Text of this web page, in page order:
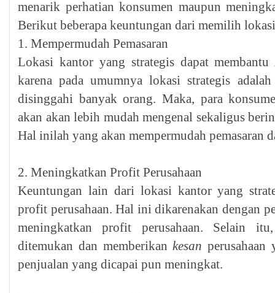
menarik perhatian konsumen maupun
Berikut beberapa keuntungan dari memilih
1. Mempermudah Pemasaran
Lokasi kantor yang strategis dapat membantu
karena pada umumnya lokasi strategis
disinggahi banyak orang. Maka, para
akan akan lebih mudah mengenal sekaligus
Hal inilah yang akan mempermudah pemasaran
2. Meningkatkan Profit Perusahaan
Keuntungan lain dari lokasi kantor yang
profit perusahaan. Hal ini dikarenakan dengan
meningkatkan profit perusahaan. Selain
ditemukan dan memberikankesan
penjualan yang dicapai pun meningkat.